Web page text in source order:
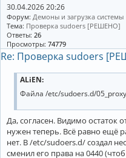
30.04.2026 20:26
Форум: Демоны и загрузка системы
Тема: Проверка sudoers [РЕШЕНО]
Ответы: 26
Просмотры: 74779
Re: Проверка sudoers
ALiEN:
Файла /etc/sudoers.d/
Да, согласен. Видимо остаток
нужен теперь. Всё равно ещё
нет. В /etc/sudoers.d/ создал
сменил его права на 0440